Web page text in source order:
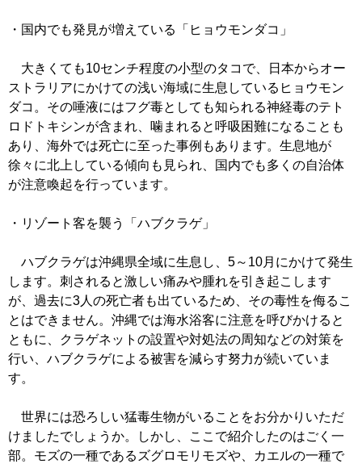
・国内でも発見が増えている「ヒョウモンダコ」
大きくても10センチ程度の小型のタコで、日本からオー
ストラリアにかけての浅い海域に生息しているヒョウモン
ダコ。その唾液にはフグ毒としても知られる神経毒のテト
ロドトキシンが含まれ、噛まれると呼吸困難になることも
あり、海外では死亡に至った事例もあります。生息地が
徐々に北上している傾向も見られ、国内でも多くの自治体
が注意喚起を行っています。
・リゾート客を襲う「ハブクラゲ」
ハブクラゲは沖縄県全域に生息し、5～10月にかけて発生
します。刺されると激しい痛みや腫れを引き起こします
が、過去に3人の死亡者も出ているため、その毒性を侮るこ
とはできません。沖縄では海水浴客に注意を呼びかけると
ともに、クラゲネットの設置や対処法の周知などの対策を
行い、ハブクラゲによる被害を減らす努力が続いていま
す。
世界には恐ろしい猛毒生物がいることをお分かりいただ
けましたでしょうか。しかし、ここで紹介したのはごく一
部。モズの一種であるズグロモリモズや、カエルの一種で